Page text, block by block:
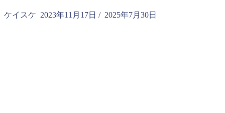
ケイスケ 2023年11月17日 / 2025年7月30日